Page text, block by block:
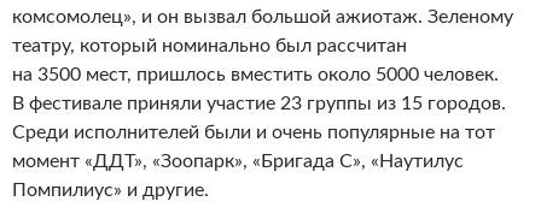
комсомолец», и он вызвал большой ажиотаж. Зеленому
театру, который номинально был рассчитан
на 3500 мест, пришлось вместить около 5000 человек.
В фестивале приняли участие 23 группы из 15 городов.
Среди исполнителей были и очень популярные на тот
момент «ДДТ», «Зоопарк», «Бригада С», «Наутилус
Помпилиус» и другие.